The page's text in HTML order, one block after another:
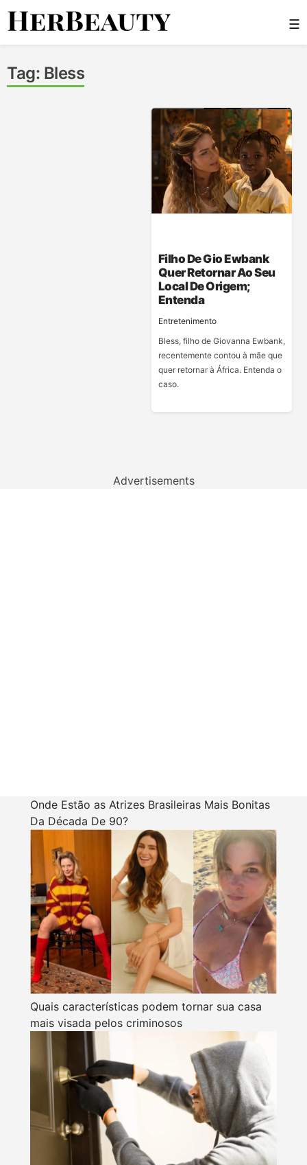
Skip
☰
Tag: Bless
Filho De Gio Ewbank
Quer Retornar Ao Seu
Local De Origem;
Entenda
Entretenimento
Bless, filho de Giovanna Ewbank,
recentemente contou à mãe que
quer retornar à África. Entenda o
caso.
Advertisements
Onde Estão as Atrizes Brasileiras Mais Bonitas
Da Década De 90?
Quais características podem tornar sua casa
mais visada pelos criminosos